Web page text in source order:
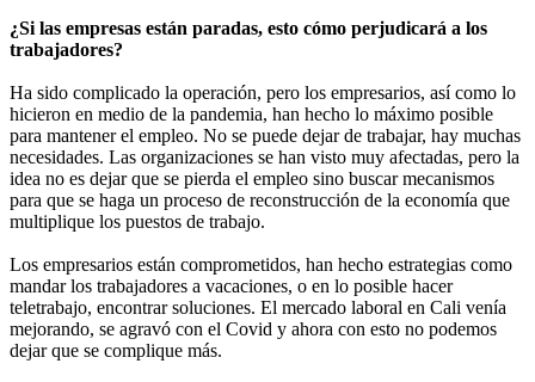
¿Si las empresas están paradas, esto cómo perjudicará a los
trabajadores?
Ha sido complicado la operación, pero los empresarios, así como lo
hicieron en medio de la pandemia, han hecho lo máximo posible
para mantener el empleo. No se puede dejar de trabajar, hay muchas
necesidades. Las organizaciones se han visto muy afectadas, pero la
idea no es dejar que se pierda el empleo sino buscar mecanismos
para que se haga un proceso de reconstrucción de la economía que
multiplique los puestos de trabajo.
Los empresarios están comprometidos, han hecho estrategias como
mandar los trabajadores a vacaciones, o en lo posible hacer
teletrabajo, encontrar soluciones. El mercado laboral en Cali venía
mejorando, se agravó con el Covid y ahora con esto no podemos
dejar que se complique más.